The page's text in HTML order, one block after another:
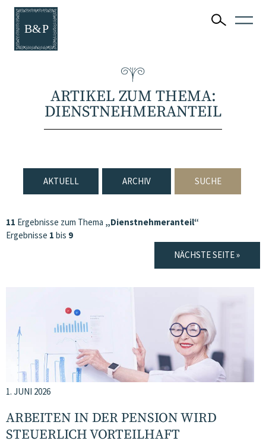
ARTIKEL ZUM THEMA:
DIENSTNEHMERANTEIL
AKTUELL ARCHIV SUCHE
11 Ergebnisse zum Thema „Dienstnehmeranteil“
Ergebnisse 1 bis 9
NÄCHSTE SEITE »
1. JUNI 2026
ARBEITEN IN DER PENSION WIRD
STEUERLICH VORTEILHAFT